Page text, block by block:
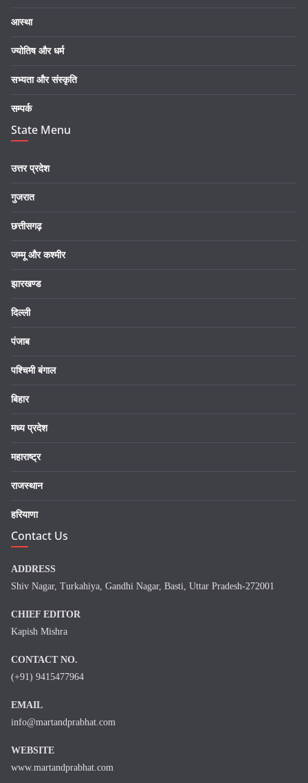
आस्था
ज्योतिष और धर्म
सभ्यता और संस्कृति
सम्पर्क
State Menu
उत्तर प्रदेश
गुजरात
छत्तीसगढ़
जम्मू और कश्मीर
झारखण्ड
दिल्ली
पंजाब
पश्चिमी बंगाल
बिहार
मध्य प्रदेश
महाराष्ट्र
राजस्थान
हरियाणा
Contact Us
ADDRESS
Shiv Nagar, Turkahiya, Gandhi Nagar, Basti, Uttar Pradesh-272001
CHIEF EDITOR
Kapish Mishra
CONTACT NO.
(+91) 9415477964
EMAIL
info@martandprabhat.com
WEBSITE
www.martandprabhat.com